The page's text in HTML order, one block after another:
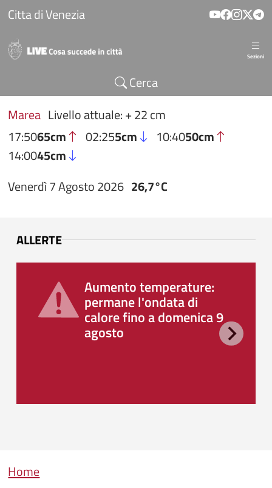
Salta al contenuto principale
Citta di Venezia
Sezioni
Cerca
Marea Livello attuale: + 22 cm
17:5065cm 02:255cm 10:4050cm
14:0045cm
Venerdì 7 Agosto 2026 26,7°C
ALLERTE
Aumento temperature:
permane l'ondata di
calore fino a domenica 9
agosto
Briciole di pane
Home